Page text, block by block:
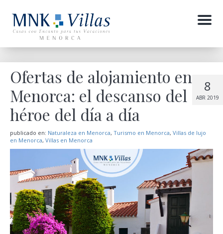
Menu
8
ABR 2019
Ofertas de alojamiento en
Menorca: el descanso del
héroe del día a día
publicado en: Naturaleza en Menorca, Turismo en Menorca, Villas de lujo
en Menorca, Villas en Menorca